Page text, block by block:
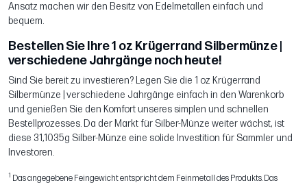
Ansatz machen wir den Besitz von Edelmetallen einfach und
bequem.
Bestellen Sie Ihre 1 oz Krügerrand Silbermünze |
verschiedene Jahrgänge noch heute!
Sind Sie bereit zu investieren? Legen Sie die 1 oz Krügerrand
Silbermünze | verschiedene Jahrgänge einfach in den Warenkorb
und genießen Sie den Komfort unseres simplen und schnellen
Bestellprozesses. Da der Markt für Silber-Münze weiter wächst, ist
diese 31,1035g Silber-Münze eine solide Investition für Sammler und
Investoren.
1 Das angegebene Feingewicht entspricht dem Feinmetall des Produkts. Das